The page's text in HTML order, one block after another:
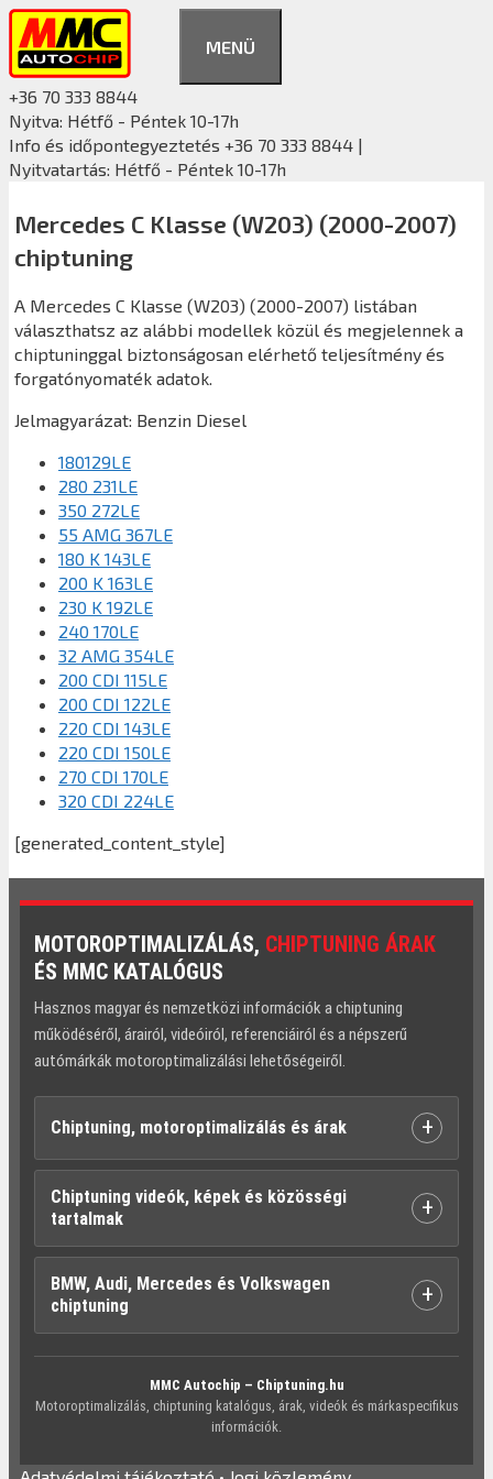
Kilépés
tartalomba
MENÜ
+36 70 333 8844
Nyitva: Hétfő - Péntek 10-17h
Info és időpontegyeztetés +36 70 333 8844 |
Nyitvatartás: Hétfő - Péntek 10-17h
Mercedes C Klasse (W203) (2000-2007)
chiptuning
A Mercedes C Klasse (W203) (2000-2007) listában
választhatsz az alábbi modellek közül és megjelennek a
chiptuninggal biztonságosan elérhető teljesítmény és
forgatónyomaték adatok.
Jelmagyarázat: Benzin Diesel
180129LE
280 231LE
350 272LE
55 AMG 367LE
180 K 143LE
200 K 163LE
230 K 192LE
240 170LE
32 AMG 354LE
200 CDI 115LE
200 CDI 122LE
220 CDI 143LE
220 CDI 150LE
270 CDI 170LE
320 CDI 224LE
[generated_content_style]
MOTOROPTIMALIZÁLÁS, CHIPTUNING ÁRAK
ÉS MMC KATALÓGUS
Hasznos magyar és nemzetközi információk a chiptuning
működéséről, árairól, videóiról, referenciáiról és a népszerű
autómárkák motoroptimalizálási lehetőségeiről.
Chiptuning, motoroptimalizálás és árak +
Chiptuning videók, képek és közösségi
tartalmak
+
BMW, Audi, Mercedes és Volkswagen
chiptuning
+
MMC Autochip – Chiptuning.hu
Motoroptimalizálás, chiptuning katalógus, árak, videók és márkaspecifikus
információk.